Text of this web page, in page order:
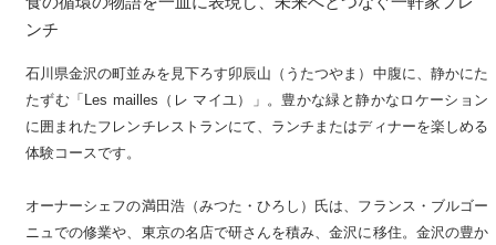
ンチ
石川県金沢の町並みを見下ろす卯辰山（うたつやま）中腹に、静かにた
たずむ「Les mailles（レ マイユ）」。豊かな緑と静かなロケーション
に囲まれたフレンチレストランにて、ランチまたはディナーを楽しめる
体験コースです。
オーナーシェフの満田浩（みつた・ひろし）氏は、フランス・ブルゴー
ニュでの修業や、東京の名店で研さんを積み、金沢に移住。金沢の豊か